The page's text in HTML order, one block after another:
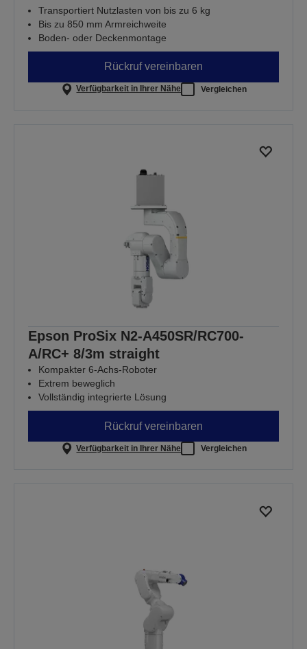
Transportiert Nutzlasten von bis zu 6 kg
Bis zu 850 mm Armreichweite
Boden- oder Deckenmontage
Rückruf vereinbaren
Verfügbarkeit in Ihrer Nähe Vergleichen
Epson ProSix N2-A450SR/RC700-
A/RC+ 8/3m straight
Kompakter 6-Achs-Roboter
Extrem beweglich
Vollständig integrierte Lösung
Rückruf vereinbaren
Verfügbarkeit in Ihrer Nähe Vergleichen